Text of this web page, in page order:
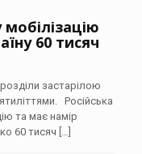
60 тисяч
застарілою
Російська
та має намір
60 тисяч